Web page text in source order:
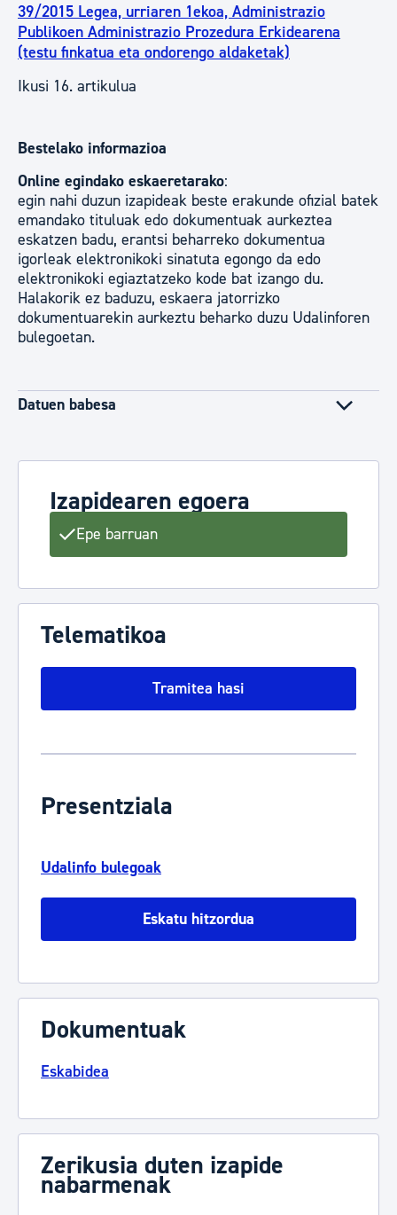
39/2015 Legea, urriaren 1ekoa, Administrazio
Publikoen Administrazio Prozedura Erkidearena
(testu finkatua eta ondorengo aldaketak)
Ikusi 16. artikulua
Bestelako informazioa
Online egindako eskaeretarako:
egin nahi duzun izapideak beste erakunde ofizial batek
emandako tituluak edo dokumentuak aurkeztea
eskatzen badu, erantsi beharreko dokumentua
igorleak elektronikoki sinatuta egongo da edo
elektronikoki egiaztatzeko kode bat izango du.
Halakorik ez baduzu, eskaera jatorrizko
dokumentuarekin aurkeztu beharko duzu Udalinforen
bulegoetan.
Datuen babesa
Izapidearen egoera
Epe barruan
Telematikoa
Tramitea hasi
Presentziala
Udalinfo bulegoak
Eskatu hitzordua
Dokumentuak
Eskabidea
Zerikusia duten izapide
nabarmenak